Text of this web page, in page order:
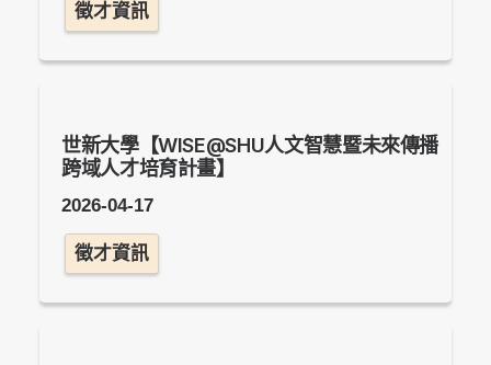
徵才資訊
世新大學【WISE@SHU人文智慧暨未來傳播
跨域人才培育計畫】
2026-04-17
徵才資訊